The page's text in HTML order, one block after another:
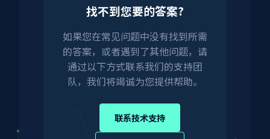
找不到您要的答案?
如果您在常见问题中没有找到所需
的答案，或者遇到了其他问题，请
通过以下方式联系我们的支持团
队，我们将竭诚为您提供帮助。
联系技术支持